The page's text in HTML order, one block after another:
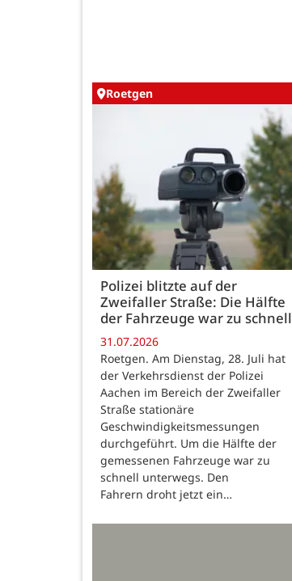
Roetgen
Polizei blitzte auf der
Zweifaller Straße: Die Hälfte
der Fahrzeuge war zu schnell
31.07.2026
Roetgen. Am Dienstag, 28. Juli hat
der Verkehrsdienst der Polizei
Aachen im Bereich der Zweifaller
Straße stationäre
Geschwindigkeitsmessungen
durchgeführt. Um die Hälfte der
gemessenen Fahrzeuge war zu
schnell unterwegs. Den
Fahrern droht jetzt ein…